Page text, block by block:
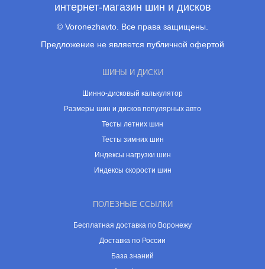
интернет-магазин шин и дисков
© Voronezhavto. Все права защищены.
Предложение не является публичной офертой
ШИНЫ И ДИСКИ
Шинно-дисковый калькулятор
Размеры шин и дисков популярных авто
Тесты летних шин
Тесты зимних шин
Индексы нагрузки шин
Индексы скорости шин
ПОЛЕЗНЫЕ ССЫЛКИ
Бесплатная доставка по Воронежу
Доставка по России
База знаний